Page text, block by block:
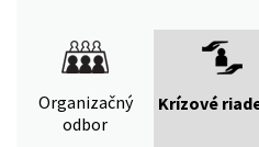
Organizačný
odbor
Krízové